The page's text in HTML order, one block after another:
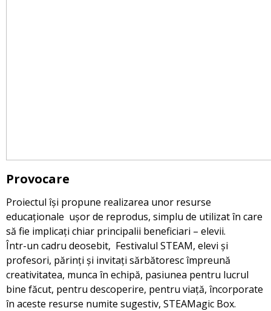
Provocare
Proiectul își propune realizarea unor resurse
educaționale ușor de reprodus, simplu de utilizat în care
să fie implicați chiar principalii beneficiari – elevii.
Într-un cadru deosebit, Festivalul STEAM, elevi și
profesori, părinți și invitați sărbătoresc împreună
creativitatea, munca în echipă, pasiunea pentru lucrul
bine făcut, pentru descoperire, pentru viață, încorporate
în aceste resurse numite sugestiv, STEAMagic Box.